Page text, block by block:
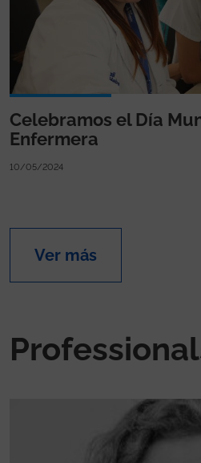
Celebramos el Día
Enfermera
10/05/2024
Ver más